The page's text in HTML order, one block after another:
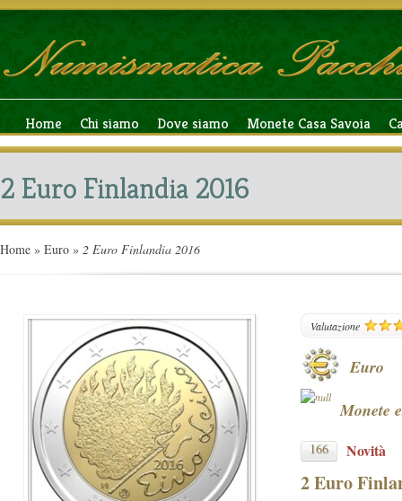
Home Chi siamo Dove siamo Monete Casa Savoia
2 Euro Finlandia 2016
Home » Euro » 2 Euro Finlandia 2016
Valutazione
Euro
Monete
166 Novità
2 Euro